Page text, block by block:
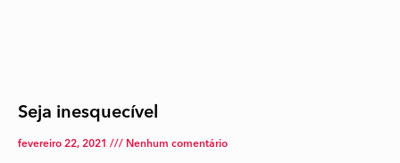
Seja inesquecível
fevereiro 22, 2021 Nenhum comentário